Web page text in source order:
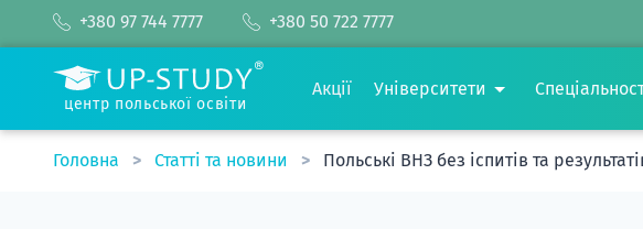
+380 97 744 7777 +380 50 722 7777
центр польської освіти
Акції Університети
Головна Статті та новини Польські ВНЗ без іспитів та